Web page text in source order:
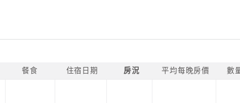
餐食 住宿日期 房況 平均每晚房價 數